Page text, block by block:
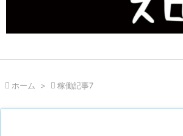
 ホーム >  稼働記事7